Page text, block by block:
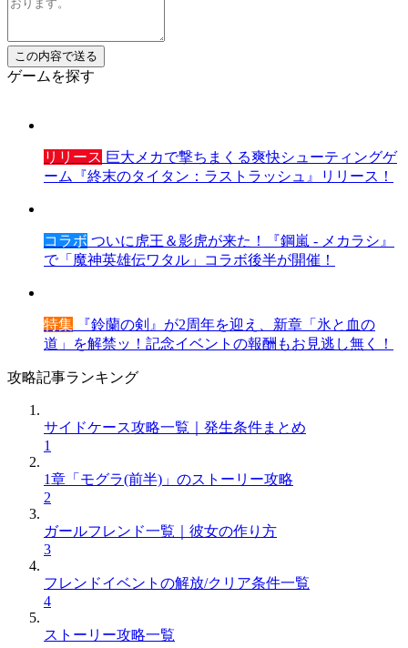
ゲームを探す
リリース 巨大メカで撃ちまくる爽快シューティングゲ
ーム『終末のタイタン：ラストラッシュ』リリース！
コラボ ついに虎王＆影虎が来た！『鋼嵐 - メカラシ』
で「魔神英雄伝ワタル」コラボ後半が開催！
特集 『鈴蘭の剣』が2周年を迎え、新章「氷と血の
道」を解禁ッ！記念イベントの報酬もお見逃し無く！
攻略記事ランキング
サイドケース攻略一覧｜発生条件まとめ
1
1章「モグラ(前半)」のストーリー攻略
2
ガールフレンド一覧｜彼女の作り方
3
フレンドイベントの解放/クリア条件一覧
4
ストーリー攻略一覧